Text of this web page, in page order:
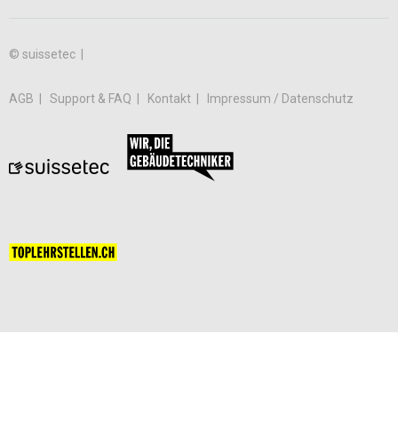
© suissetec |
AGB Support & FAQ Kontakt Impressum / Datenschutz